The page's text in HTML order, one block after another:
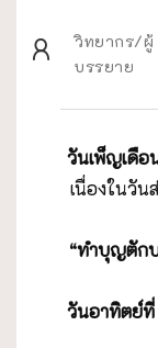
วิทยากร/ผู้
บรรยาย
วันเพ็ญเดือ
เนื่องในวั
“ทำบุญตักบ
วันอาทิตย์ที่